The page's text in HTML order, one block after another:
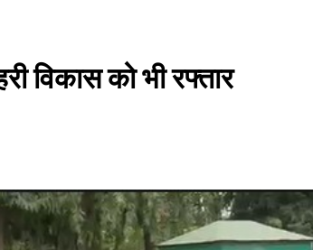
विकास को भी रफ्तार